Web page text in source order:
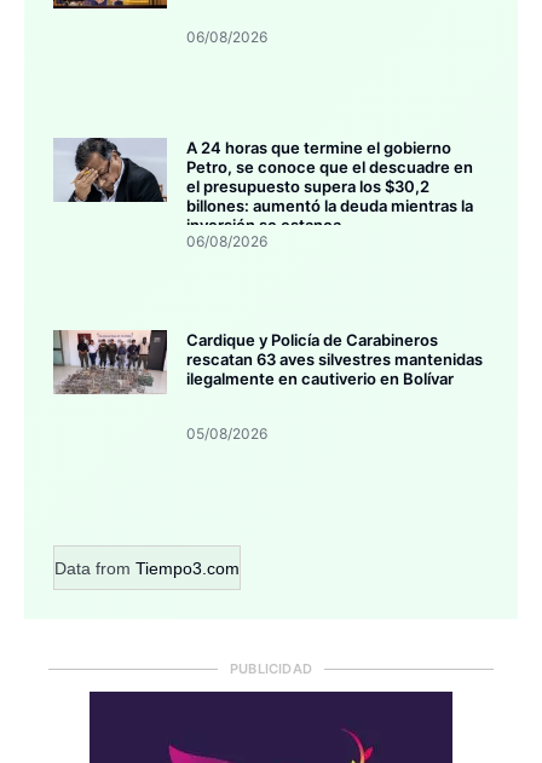
06/08/2026
A 24 horas que termine el gobierno
Petro, se conoce que el descuadre en
el presupuesto supera los $30,2
billones: aumentó la deuda mientras la
inversión se estanca
06/08/2026
Cardique y Policía de Carabineros
rescatan 63 aves silvestres mantenidas
ilegalmente en cautiverio en Bolívar
05/08/2026
Data from Tiempo3.com
PUBLICIDAD